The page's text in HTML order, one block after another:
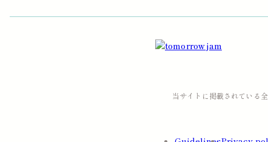
当サイトに掲載されている